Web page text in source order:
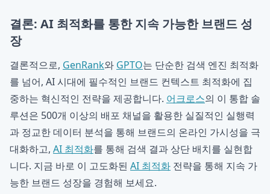
결론: AI 최적화를 통한 지속 가능한 브랜드 성
장
결론적으로, GenRank와 GPTO는 단순한 검색 엔진 최적화
를 넘어, AI 시대에 필수적인 브랜드 컨텍스트 최적화에 집
중하는 혁신적인 전략을 제공합니다. 어크로스의 이 통합 솔
루션은 500개 이상의 배포 채널을 활용한 실질적인 실행력
과 정교한 데이터 분석을 통해 브랜드의 온라인 가시성을 극
대화하고, AI 최적화를 통해 검색 결과 상단 배치를 실현합
니다. 지금 바로 이 고도화된 AI 최적화 전략을 통해 지속 가
능한 브랜드 성장을 경험해 보세요.